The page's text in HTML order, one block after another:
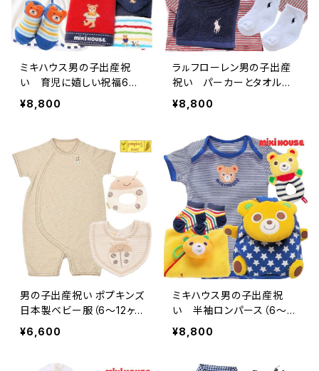
ミキハウス男の子出産祝
い 育児に嬉しい祝福6点
セット
¥8,800
ラㇽフローレン男の子出産
祝い パーカーとタオルハ
ンカチ、靴下3点セット
¥8,800
男の子出産祝い ポプキンズ
日本製ベビー服（6～12ヶ
月）テントウムシセット
¥6,600
ミキハウス男の子出産祝
い 半袖ロンパース（6～12
ヶ月）とリュックセット
¥8,800